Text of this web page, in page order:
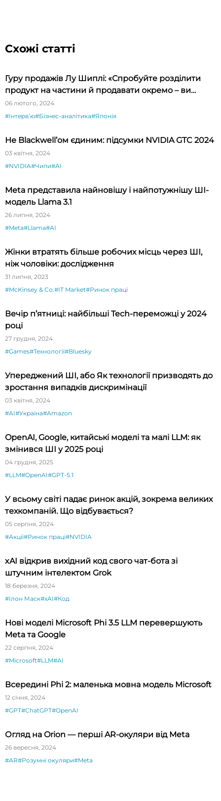
Схожі статті
Гуру продажів Лу Шиплі: «Спробуйте розділити
продукт на частини й продавати окремо – ви
будете вражені»
06 лютого, 2024
#Інтервʼю#Бізнес-аналітика#Японія
Не Blackwell’ом єдиним: підсумки NVIDIA GTC 2024
03 квітня, 2024
#NVIDIA#Чипи#AI
Meta представила найновішу і найпотужнішу ШІ-
модель Llama 3.1
26 липня, 2024
#Meta#Llama#AI
Жінки втратять більше робочих місць через ШІ,
ніж чоловіки: дослідження
31 липня, 2023
#McKinsey & Co.#IT Market#Ринок праці
Вечір п’ятниці: найбільші Tech-переможці у 2024
році
27 грудня, 2024
#Games#Технології#Bluesky
Упереджений ШІ, або Як технології призводять до
зростання випадків дискримінації
03 квітня, 2024
#AI#Україна#Amazon
OpenAI, Google, китайські моделі та малі LLM: як
змінився ШІ у 2025 році
04 грудня, 2025
#LLM#OpenAI#GPT-5.1
У всьому світі падає ринок акцій, зокрема великих
техкомпаній. Що відбувається?
05 серпня, 2024
#Акції#Ринок праці#NVIDIA
xAI відкрив вихідний код свого чат-бота зі
штучним інтелектом Grok
18 березня, 2024
#Ілон Маск#xAI#Код
Нові моделі Microsoft Phi 3.5 LLM перевершують
Meta та Google
22 серпня, 2024
#Microsoft#LLM#AI
Всередині Phi 2: маленька мовна модель Microsoft
12 січня, 2024
#GPT#ChatGPT#OpenAI
Огляд на Orion — перші AR-окуляри від Meta
26 вересня, 2024
#AR#Розумні окуляри#Meta